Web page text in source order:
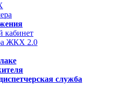
ЖКХ 2.0
служба